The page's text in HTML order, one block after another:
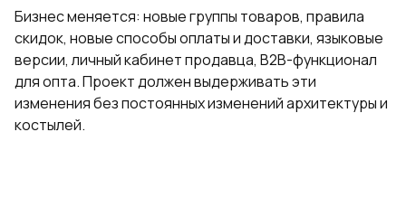
Бизнес меняется: новые группы товаров, правила
скидок, новые способы оплаты и доставки, языковые
версии, личный кабинет продавца, B2B-функционал
для опта. Проект должен выдерживать эти
изменения без постоянных изменений архитектуры и
костылей.